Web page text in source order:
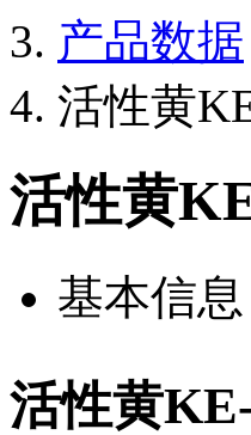
产品数据
活性黄
活性黄
基本信息
活性黄